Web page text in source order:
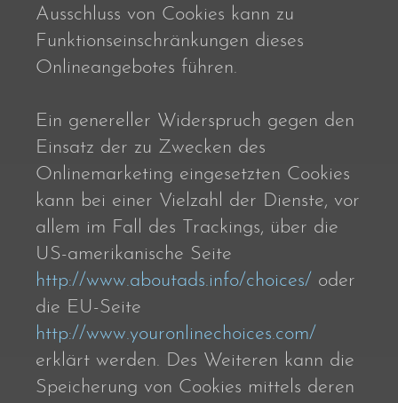
Ausschluss von Cookies kann zu
Funktionseinschränkungen dieses
Onlineangebotes führen.
Ein genereller Widerspruch gegen den
Einsatz der zu Zwecken des
Onlinemarketing eingesetzten Cookies
kann bei einer Vielzahl der Dienste, vor
allem im Fall des Trackings, über die
US-amerikanische Seite
http://www.aboutads.info/choices/ oder
die EU-Seite
http://www.youronlinechoices.com/
erklärt werden. Des Weiteren kann die
Speicherung von Cookies mittels deren